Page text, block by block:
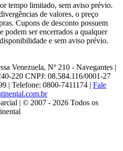
tempo limitado, sem aviso prévio.
de valores, o preço
Cupons de desconto possuem
podem ser encerrados a qualquer
e sem aviso prévio.
Venezuela, Nº 210 - Navegantes |
220 CNPJ: 08.584.116/0001-27
| Telefone: 0800-7411174 | Fale
| © 2007 - 2026 Todos os